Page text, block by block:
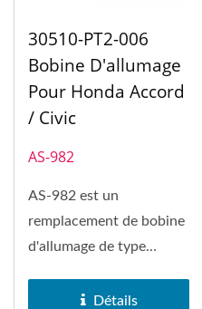
30510-PT2-006
Bobine D'allumage
Pour Honda Accord
/ Civic
AS-982
AS-982 est un
remplacement de bobine
d'allumage de type
applications...Détails